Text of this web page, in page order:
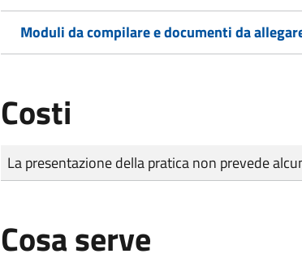
Moduli da compilare e documenti da
Costi
Tipo di pagamento
Importo
La presentazione della pratica non prevede
Cosa serve